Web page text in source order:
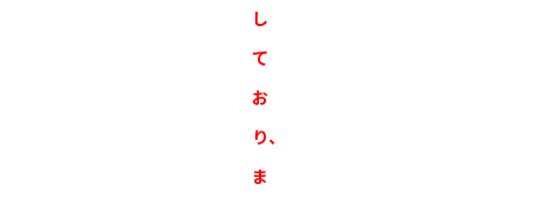
し
て
お
り、
ま